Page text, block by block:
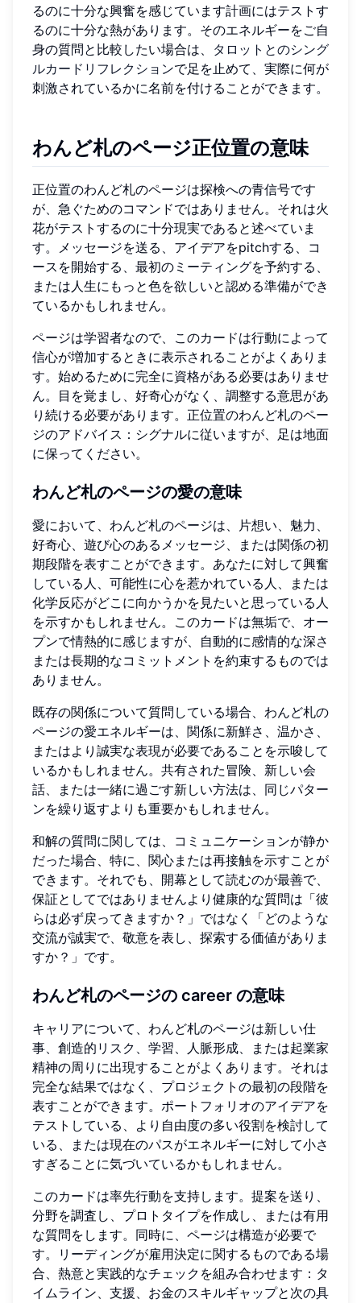
るのに十分な興奮を感じています計画にはテストす
るのに十分な熱があります。そのエネルギーをご自
身の質問と比較したい場合は、 タロットとのシング
ルカードリフレクションで足を止めて、実際に何が
刺激されているかに名前を付けることができます。
わんど札のページ正位置の意味
正位置のわんど札のページは探検への青信号です
が、急ぐためのコマンドではありません。それは火
花がテストするのに十分現実であると述べていま
す。メッセージを送る、アイデアをpitchする、コ
ースを開始する、最初のミーティングを予約する、
または人生にもっと色を欲しいと認める準備ができ
ているかもしれません。
ページは学習者なので、このカードは行動によって
信心が増加するときに表示されることがよくありま
す。始めるために完全に資格がある必要はありませ
ん。目を覚まし、好奇心がなく、調整する意思があ
り続ける必要があります。正位置のわんど札のペー
ジのアドバイス：シグナルに従いますが、足は地面
に保ってください。
わんど札のページの愛の意味
愛において、わんど札のページは、片想い、魅力、
好奇心、遊び心のあるメッセージ、または関係の初
期段階を表すことができます。あなたに対して興奮
している人、可能性に心を惹かれている人、または
化学反応がどこに向かうかを見たいと思っている人
を示すかもしれません。このカードは無垢で、オー
プンで情熱的に感じますが、自動的に感情的な深さ
または長期的なコミットメントを約束するものでは
ありません。
既存の関係について質問している場合、わんど札の
ページの愛エネルギーは、関係に新鮮さ、温かさ、
またはより誠実な表現が必要であることを示唆して
いるかもしれません。共有された冒険、新しい会
話、または一緒に過ごす新しい方法は、同じパター
ンを繰り返すよりも重要かもしれません。
和解の質問に関しては、コミュニケーションが静か
だった場合、特に、関心または再接触を示すことが
できます。それでも、開幕として読むのが最善で、
保証としてではありませんより健康的な質問は「彼
らは必ず戻ってきますか？」ではなく「どのような
交流が誠実で、敬意を表し、探索する価値がありま
すか？」です。
わんど札のページの career の意味
キャリアについて、わんど札のページは新しい仕
事、創造的リスク、学習、人脈形成、または起業家
精神の周りに出現することがよくあります。それは
完全な結果ではなく、プロジェクトの最初の段階を
表すことができます。ポートフォリオのアイデアを
テストしている、より自由度の多い役割を検討して
いる、または現在のパスがエネルギーに対して小さ
すぎることに気づいているかもしれません。
このカードは率先行動を支持します。提案を送り、
分野を調査し、プロトタイプを作成し、または有用
な質問をします。同時に、ページは構造が必要で
す。リーディングが雇用決定に関するものである場
合、熱意と実践的なチェックを組み合わせます：タ
イムライン、支援、お金のスキルギャップと次の具